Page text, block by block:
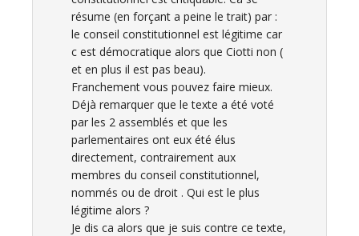
résume (en forçant a peine le trait) par :
le conseil constitutionnel est légitime car
c est démocratique alors que Ciotti non (
et en plus il est pas beau).
Franchement vous pouvez faire mieux.
Déjà remarquer que le texte a été voté
par les 2 assemblés et que les
parlementaires ont eux été élus
directement, contrairement aux
membres du conseil constitutionnel,
nommés ou de droit . Qui est le plus
légitime alors ?
Je dis ca alors que je suis contre ce texte,